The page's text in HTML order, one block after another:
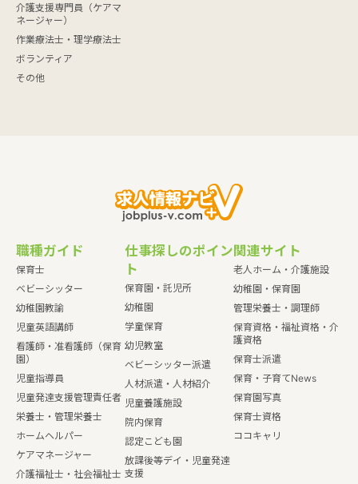
介護支援専門員（ケアマ
ネージャー）
作業療法士・理学療法士
ボランティア
その他
職種ガイド
保育士
ベビーシッター
幼稚園教諭
児童英語講師
看護師・准看護師（保育
園）
児童指導員
児童発達支援管理責任者
栄養士・管理栄養士
ホームヘルパー
ケアマネージャー
介護福祉士・社会福祉士
仕事探しのポイン
ト
保育園・託児所
幼稚園
学童保育
幼児教室
ベビーシッター派遣
人材派遣・人材紹介
児童養護施設
院内保育
認定こども園
放課後等デイ・児童発達
支援
関連サイト
老人ホーム・介護施設
幼稚園・保育園
管理栄養士・調理師
保育資格・福祉資格・介
護資格
保育士派遣
保育・子育てNews
保育園写真
保育士資格
ココキャリ